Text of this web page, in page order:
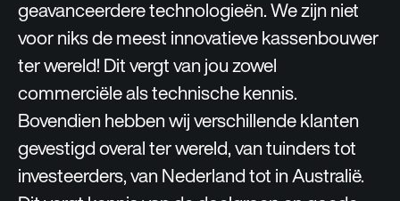
geavanceerdere technologieën. We zijn niet
voor niks de meest innovatieve kassenbouwer
ter wereld! Dit vergt van jou zowel
commerciële als technische kennis.
Bovendien hebben wij verschillende klanten
gevestigd overal ter wereld, van tuinders tot
investeerders, van Nederland tot in Australië.